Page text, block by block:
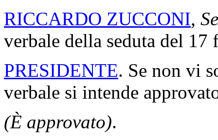
RICCARDO ZUCCONI,
verbale della seduta del 17
PRESIDENTE. Se non vi
verbale si intende
(È approvato).